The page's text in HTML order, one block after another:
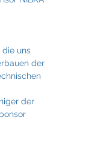
die uns
der
der